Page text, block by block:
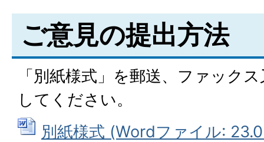
ご意見の提出方法
「別紙様式」を郵送、ファック
してください。
別紙様式 (Wordファイル: